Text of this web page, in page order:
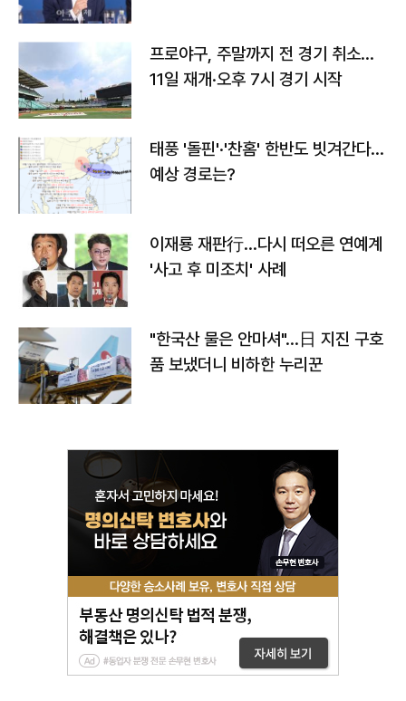
프로야구, 주말까지 전 경기 취소…
11일 재개·오후 7시 경기 시작
태풍 '돌핀'·'찬홈' 한반도 빗겨간다…
예상 경로는?
이재룡 재판行…다시 떠오른 연예계
'사고 후 미조치' 사례
"한국산 물은 안마셔"…日 지진 구호
품 보냈더니 비하한 누리꾼